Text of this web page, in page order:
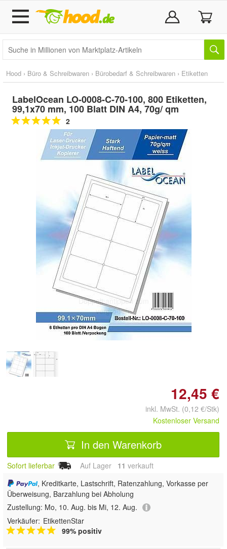
Hood › Büro & Schreibwaren › Bürobedarf & Schreibwaren › Etiketten
LabelOcean LO-0008-C-70-100, 800 Etiketten,
99,1x70 mm, 100 Blatt DIN A4, 70g/ qm
2
Doppelt antippen zum
vergrößern
12,45 €
inkl. MwSt. (0,12 €/Stk)
Kostenloser Versand
In den Warenkorb
Sofort lieferbar Auf Lager 11 verkauft
, Kreditkarte, Lastschrift, Ratenzahlung, Vorkasse per
Überweisung, Barzahlung bei Abholung
Zustellung: Mo, 10. Aug. bis Mi, 12. Aug.
Verkäufer: EtikettenStar
99% positiv